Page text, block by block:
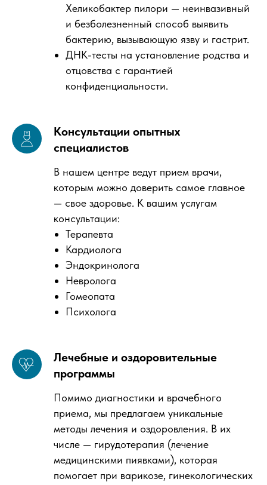
Хеликобактер пилори — неинвазивный
и безболезненный способ выявить
бактерию, вызывающую язву и гастрит.
ДНК-тесты на установление родства и
отцовства с гарантией
конфиденциальности.
Консультации опытных
специалистов
В нашем центре ведут прием врачи,
которым можно доверить самое главное
— свое здоровье. К вашим услугам
консультации:
Терапевта
Кардиолога
Эндокринолога
Невролога
Гомеопата
Психолога
Лечебные и оздоровительные
программы
Помимо диагностики и врачебного
приема, мы предлагаем уникальные
методы лечения и оздоровления. В их
числе — гирудотерапия (лечение
медицинскими пиявками), которая
помогает при варикозе, гинекологических